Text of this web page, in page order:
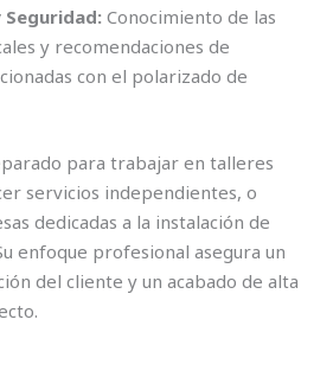
Conocimiento de las
y recomendaciones de
con el polarizado de
para trabajar en talleres
servicios independientes, o
dedicadas a la instalación de
enfoque profesional asegura un
del cliente y un acabado de alta